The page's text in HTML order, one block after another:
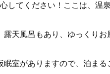
してください！ ここは、温
露天風呂もあり、ゆっくりお
眠室がありますので、泊まる